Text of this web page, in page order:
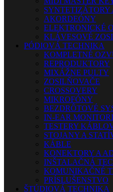
SYNTETIZÁTORY
AKORDEÓNY
ELEKTRONICKÉ
KLÁVESOVÉ
PÓDIOVÁ TECHNIKA
KOMPLETNÉ
REPRODUKTORY
MIXÁŽNE PULTY
ZOSILŇOVAČE
CROSSOVERY
MIKROFÓNY
BEZDRÔTOVÉ
IN-EAR
TESTERY
STOJANY A
KÁBLE
KONEKTORY A
INŠTALAČNÁ
KOMUNIKAČNÉ
PRÍSLUŠENSTVO
ŠTÚDIOVÁ TECHNIKA